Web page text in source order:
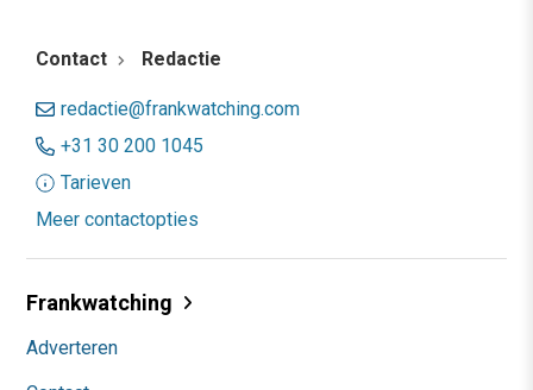
Contact Redactie
redactie@frankwatching.com
+31 30 200 1045
Tarieven
Meer contactopties
Frankwatching
Adverteren